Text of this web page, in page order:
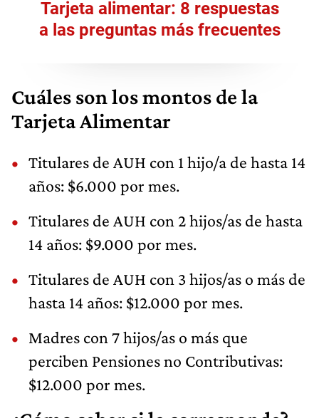
Tarjeta alimentar: 8 respuestas
a las preguntas más frecuentes
Cuáles son los montos de la
Tarjeta Alimentar
Titulares de AUH con 1 hijo/a de hasta 14
años: $6.000 por mes.
Titulares de AUH con 2 hijos/as de hasta
14 años: $9.000 por mes.
Titulares de AUH con 3 hijos/as o más de
hasta 14 años: $12.000 por mes.
Madres con 7 hijos/as o más que
perciben Pensiones no Contributivas:
$12.000 por mes.